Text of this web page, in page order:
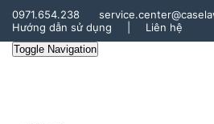
0971.654.238
Hướng dẫn sử dụng
Liên hệ
Toggle Navigation